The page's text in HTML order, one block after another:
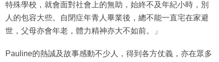
特殊學校，就會面對社會上的無助，始終不及年紀小時，別
人的包容大些。自閉症年青人畢業後，總不能一直宅在家避
世，父母亦會年老，體力精神亦大不如前。」
Pauline的熱誠及故事感動不少人，得到各方仗義，亦在眾多